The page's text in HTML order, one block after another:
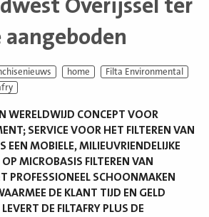
Overijssel ter
home
Filta Environmental
WERELDWIJD CONCEPT VOOR
SERVICE VOOR HET FILTEREN VAN
EEN MOBIELE, MILIEUVRIENDELIJKE
MICROBASIS FILTEREN VAN
PROFESSIONEEL SCHOONMAKEN
DE KLANT TIJD EN GELD
DE FILTAFRY PLUS DE